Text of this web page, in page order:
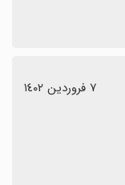
٧ فروردین ١٤٠٢